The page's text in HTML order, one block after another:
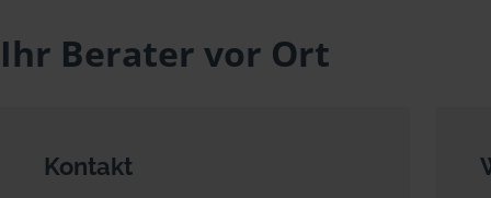
Ihr Berater vor Ort
Kontakt